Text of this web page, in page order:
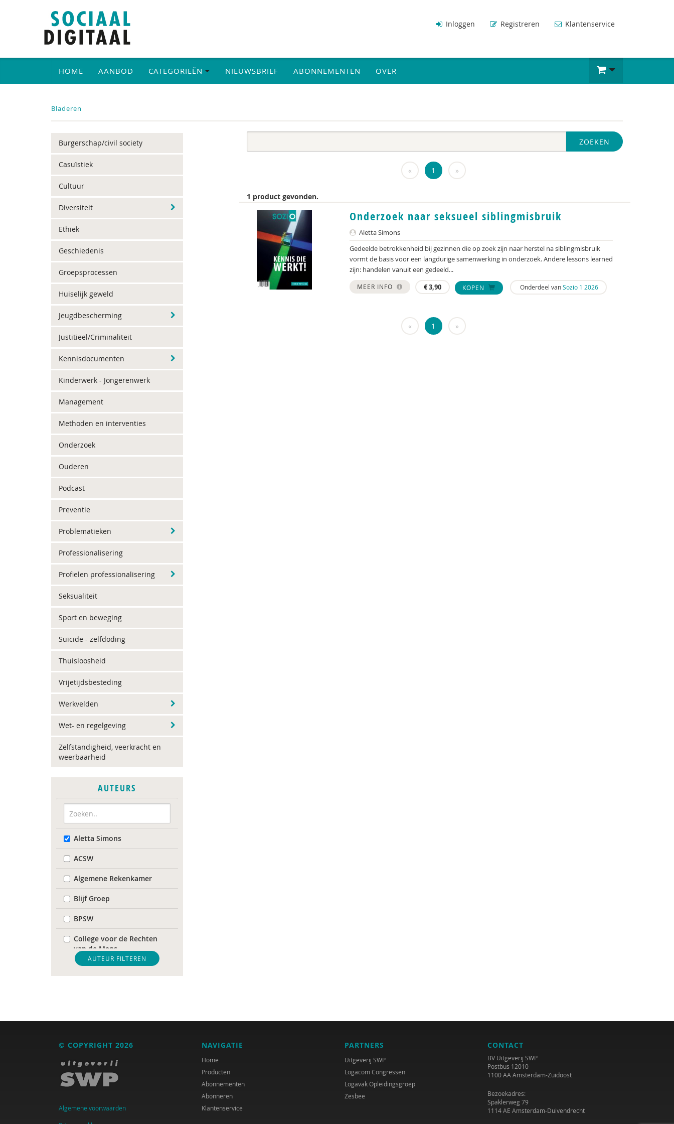
Inloggen Registreren Klantenservice
HOME AANBOD CATEGORIEËN NIEUWSBRIEF ABONNEMENTEN OVER
Bladeren
Burgerschap/civil society
Casuïstiek
Cultuur
Diversiteit
Ethiek
Geschiedenis
Groepsprocessen
Huiselijk geweld
Jeugdbescherming
Justitieel/Criminaliteit
Kennisdocumenten
Kinderwerk - Jongerenwerk
Management
Methoden en interventies
Onderzoek
Ouderen
Podcast
Preventie
Problematieken
Professionalisering
Profielen professionalisering
Seksualiteit
Sport en beweging
Suïcide - zelfdoding
Thuisloosheid
Vrijetijdsbesteding
Werkvelden
Wet- en regelgeving
Zelfstandigheid, veerkracht en
weerbaarheid
AUTEURS
Aletta Simons
ACSW
Algemene Rekenkamer
Blijf Groep
BPSW
College voor de Rechten
van de Mens
De Raad voor
Volksgezondheid &
DIVOSA
FEMA
Fier
GREVIO
AUTEUR FILTEREN
ZOEKEN
« 1 »
1 product gevonden.
Onderzoek naar seksueel siblingmisbruik
Aletta Simons
Gedeelde betrokkenheid bij gezinnen die op zoek zijn naar herstel na siblingmisbruik
vormt de basis voor een langdurige samenwerking in onderzoek. Andere lessons learned
zijn: handelen vanuit een gedeeld...
MEER INFO €3,90 KOPEN Onderdeel vanSozio 1 2026
« 1 »
© COPYRIGHT 2026
Algemene voorwaarden
NAVIGATIE
Home
Producten
Abonnementen
Abonneren
Klantenservice
PARTNERS
Uitgeverij SWP
Logacom Congressen
Logavak Opleidingsgroep
Zesbee
CONTACT
BV Uitgeverij SWP
Postbus 12010
1100 AA Amsterdam-Zuidoost
Bezoekadres:
Spaklerweg 79
1114 AE Amsterdam-Duivendrecht